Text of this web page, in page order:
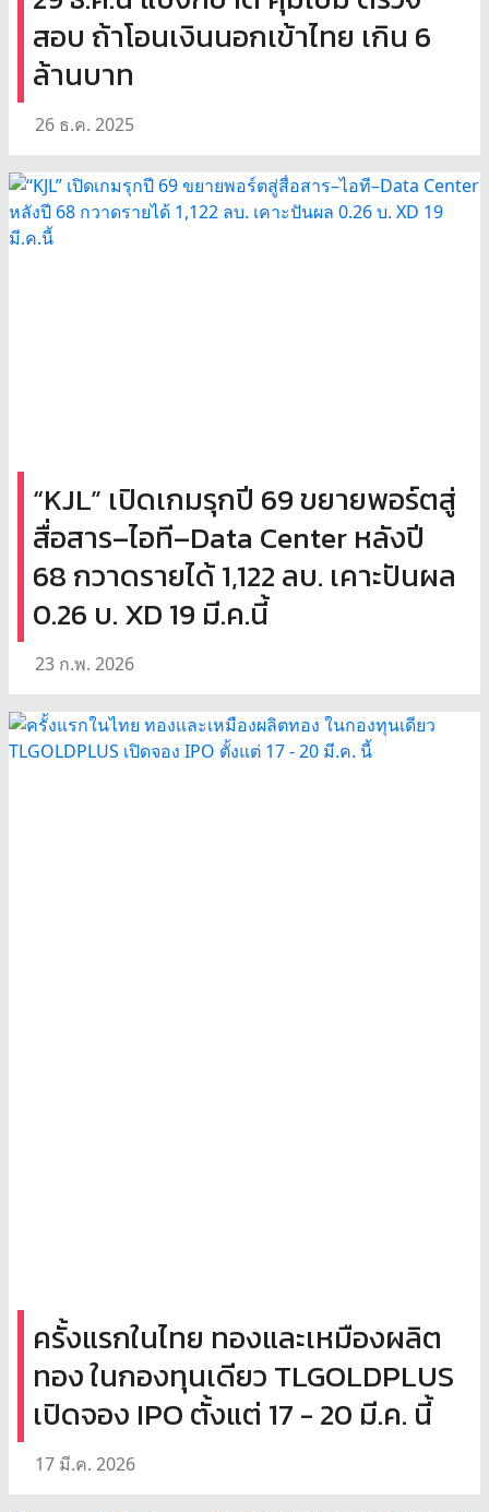
สอบ ถ้าโอนเงินนอกเข้าไทย เกิน 6
ล้านบาท
26 ธ.ค. 2025
“KJL” เปิดเกมรุกปี 69 ขยายพอร์ตสู่
สื่อสาร–ไอที–Data Center หลังปี
68 กวาดรายได้ 1,122 ลบ. เคาะปันผล
0.26 บ. XD 19 มี.ค.นี้
23 ก.พ. 2026
ครั้งแรกในไทย ทองและเหมืองผลิต
ทอง ในกองทุนเดียว TLGOLDPLUS
เปิดจอง IPO ตั้งแต่ 17 - 20 มี.ค. นี้
17 มี.ค. 2026